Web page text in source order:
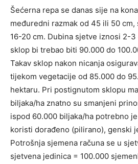
Šećerna repa se danas sije na
međuredni razmak od 45 ili 50 cm,
16-20 cm. Dubina sjetve iznosi 2-3
sklop bi trebao biti 90.000 do
Takav sklop nakon nicanja
tijekom vegetacije od 85.000 do
hektaru. Pri postignutom sklopu
biljaka/ha znatno su smanjeni
ispod 60.000 biljaka/ha potrebno
koristi dorađeno (pilirano), genski
Potrošnja sjemena računa se u
sjetvena jedinica = 100.000